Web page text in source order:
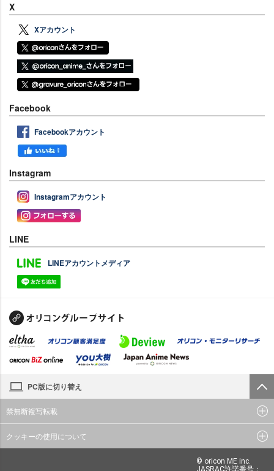
X
Xアカウント
Facebook
Facebookアカウント
Instagram
Instagramアカウント
LINE
LINEアカウントメディア
PC版に切り替え
禁無断複写転載
クッキーの使用について
© oricon ME inc.